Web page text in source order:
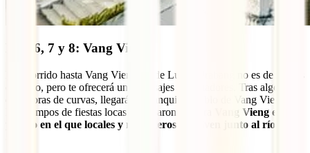
Días 6, 7 y 8: Vang Vieng
El recorrido hasta Vang Vieng desde Luang Prabang no es de lo más
cómodo, pero te ofrecerá unos paisajes abrumadores. Tras algo más
de 6 horas de curvas, llegarás al tranquilo pueblo de Vang Vieng.
Los tiempos de fiestas locas ya pasaron y ahora
Vang Vieng es un
pueblo en el que locales y mochileros conviven junto al río Nam